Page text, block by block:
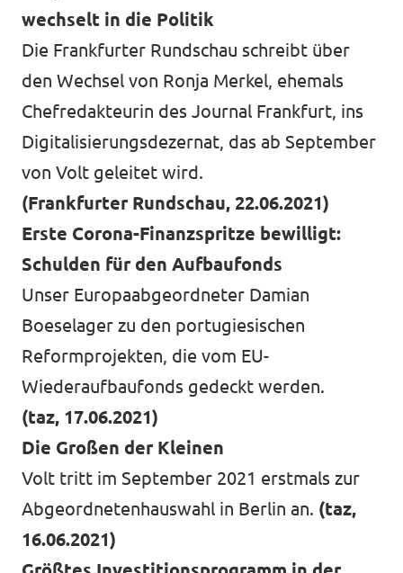
wechselt in die Politik
Die Frankfurter Rundschau schreibt über
den Wechsel von Ronja Merkel, ehemals
Chefredakteurin des Journal Frankfurt, ins
Digitalisierungsdezernat, das ab September
von Volt geleitet wird.
(Frankfurter Rundschau, 22.06.2021)
Erste Corona-Finanzspritze bewilligt:
Schulden für den Aufbaufonds
Unser Europaabgeordneter Damian
Boeselager zu den portugiesischen
Reformprojekten, die vom EU-
Wiederaufbaufonds gedeckt werden.
(taz, 17.06.2021)
Die Großen der Kleinen
Volt tritt im September 2021 erstmals zur
Abgeordnetenhauswahl in Berlin an. (taz,
16.06.2021)